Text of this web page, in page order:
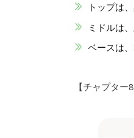
トップは
ミドルは
ベースは
【チャプタ